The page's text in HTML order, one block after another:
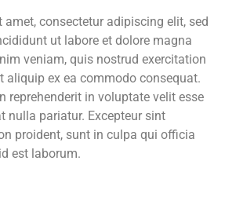
consectetur adipiscing elit, sed
ut labore et dolore magna
veniam, quis nostrud exercitation
aliquip ex ea commodo consequat.
reprehenderit in voluptate velit esse
nulla pariatur. Excepteur sint
proident, sunt in culpa qui officia
est laborum.